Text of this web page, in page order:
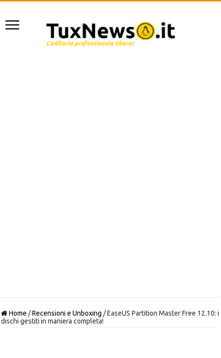
Home /Recensioni e Unboxing /EaseUS Partition Master Free 12.10: i
dischi gestiti in maniera completa!